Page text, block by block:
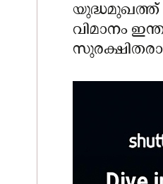
യുദ്ധമുഖത്ത്
വിമാനം